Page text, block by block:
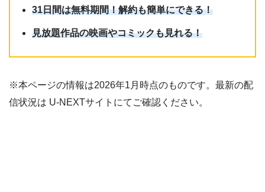
31日間は無料期間！解約も簡単にできる！
見放題作品の映画やコミックも見れる！
※本ページの情報は2026年1月時点のものです。最新の配
信状況は U-NEXTサイトにてご確認ください。